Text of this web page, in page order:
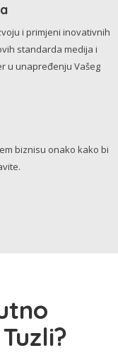
i primjeni inovativnih
standarda medija i
u unapređenju Vašeg
biznisu onako kako bi